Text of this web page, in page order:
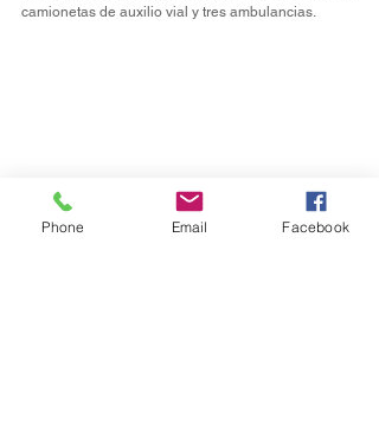
camionetas de auxilio vial y tres ambulancias.
Phone Email Facebook